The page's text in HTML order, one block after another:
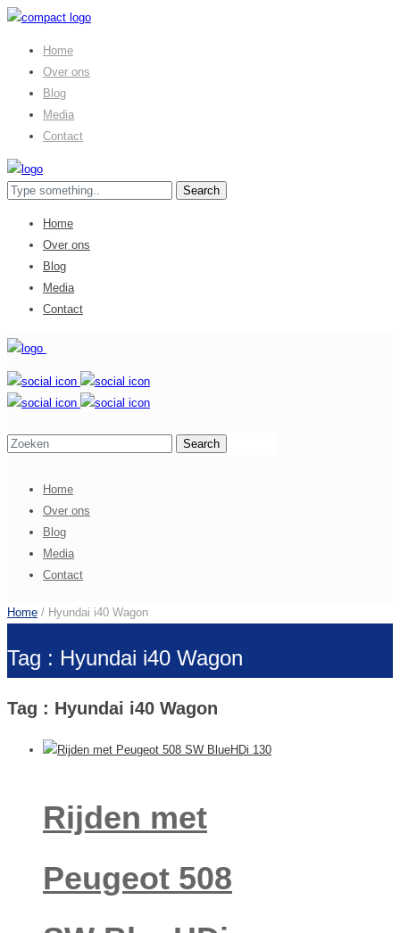
Home
Over ons
Blog
Media
Contact
Home
Over ons
Blog
Media
Contact
Home
Over ons
Blog
Media
Contact
Home / Hyundai i40 Wagon
Tag : Hyundai i40 Wagon
Tag : Hyundai i40 Wagon
Rijden met
Peugeot 508